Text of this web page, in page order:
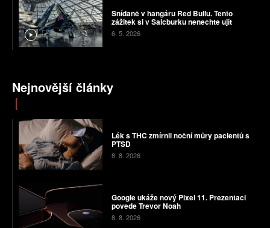
Snídaně v hangáru Red Bullu. Tento
zážitek si v Salcburku nenechte ujít
6. 5. 2026
Nejnovější články
Lék s THC zmírnil noční můry pacientů s
PTSD
8. 8. 2026
Google ukáže nový Pixel 11. Prezentaci
povede Trevor Noah
8. 8. 2026